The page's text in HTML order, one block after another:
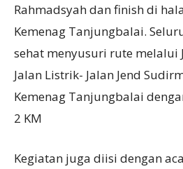
Rahmadsyah dan finish di
Kemenag Tanjungbalai.
sehat menyusuri rute melalui
Jalan Listrik- Jalan Jend
Kemenag Tanjungbalai
2 KM
Kegiatan juga diisi dengan